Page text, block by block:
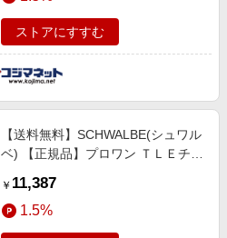
ストアにすすむ
【送料無料】SCHWALBE(シュワル
ベ) 【正規品】プロワン ＴＬＥチュ
イヤ サイクル／自転車 ７００×３
２Ｃ トランスペアレント（ＥＴＲ
ＴＯ：３２-６２２） SW-
￥ 11,387
1.5%